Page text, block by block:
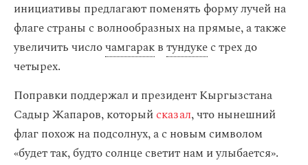
инициативы предлагают поменять форму лучей на
флаге страны с волнообразных на прямые, а также
увеличить числочамгараквтундукес трех до
четырех.
Поправки поддержал и президент Кыргызстана
Садыр Жапаров, которыйсказал, что нынешний
флаг похож на подсолнух, а с новым символом
«будет так, будто солнце светит нам и улыбается».